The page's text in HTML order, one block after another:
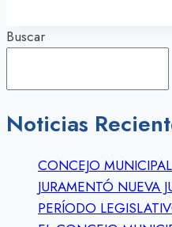
Buscar
Noticias
CONCEJO
JURAMENTÓ NUEVA
PERÍODO